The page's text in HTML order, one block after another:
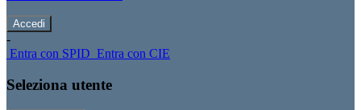
-
Entra con SPID Entra con CIE
Seleziona utente